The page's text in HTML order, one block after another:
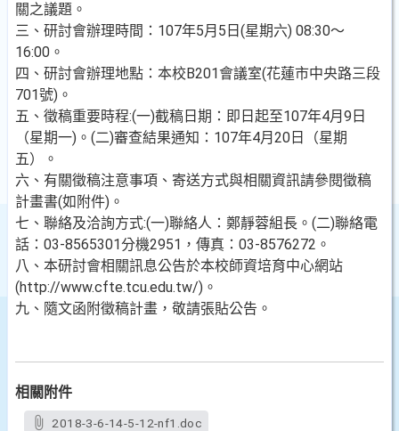
關之議題。
三、研討會辦理時間：107年5月5日(星期六) 08:30～
16:00。
四、研討會辦理地點：本校B201會議室(花蓮市中央路三段
701號)。
五、徵稿重要時程:(一)截稿日期：即日起至107年4月9日
（星期一)。(二)審查結果通知：107年4月20日（星期
五）。
六、有關徵稿注意事項、寄送方式與相關資訊請參閱徵稿
計畫書(如附件)。
七、聯絡及洽詢方式:(一)聯絡人：鄭靜蓉組長。(二)聯絡電
話：03-8565301分機2951，傳真：03-8576272。
八、本研討會相關訊息公告於本校師資培育中心網站
(http://www.cfte.tcu.edu.tw/)。
九、隨文函附徵稿計畫，敬請張貼公告。
相關附件
2018-3-6-14-5-12-nf1.doc